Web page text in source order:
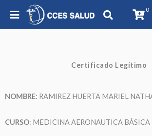
0
Certificado Legítimo
NOMBRE: RAMIREZ HUERTA MARIEL
CURSO: MEDICINA AERONAUTICA BÁSICA